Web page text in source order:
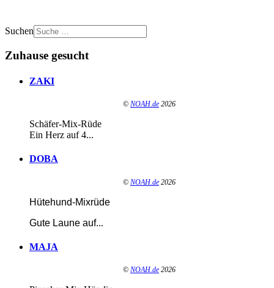
Suchen
Zuhause gesucht
ZAKI
© NOAH.de 2026
Schäfer-Mix-Rüde
Ein Herz auf 4...
DOBA
© NOAH.de 2026
Hütehund-Mixrüde
Gute Laune auf...
MAJA
© NOAH.de 2026